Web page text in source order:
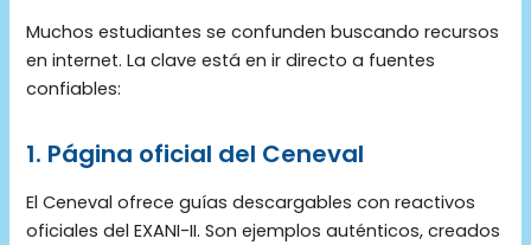
Muchos estudiantes se confunden buscando recursos
en internet. La clave está en ir directo a fuentes
confiables:
1. Página oficial del Ceneval
El Ceneval ofrece guías descargables con reactivos
oficiales del EXANI-II. Son ejemplos auténticos, creados